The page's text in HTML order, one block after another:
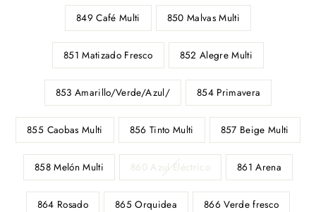
849 Café Multi 850 Malvas Multi
851 Matizado Fresco 852 Alegre Multi
853 Amarillo/Verde/Azul/ 854 Primavera
855 Caobas Multi 856 Tinto Multi 857 Beige Multi
858 Melón Multi 860 Azul Eléctrico 861 Arena
864 Rosado 865 Orquidea 866 Verde fresco